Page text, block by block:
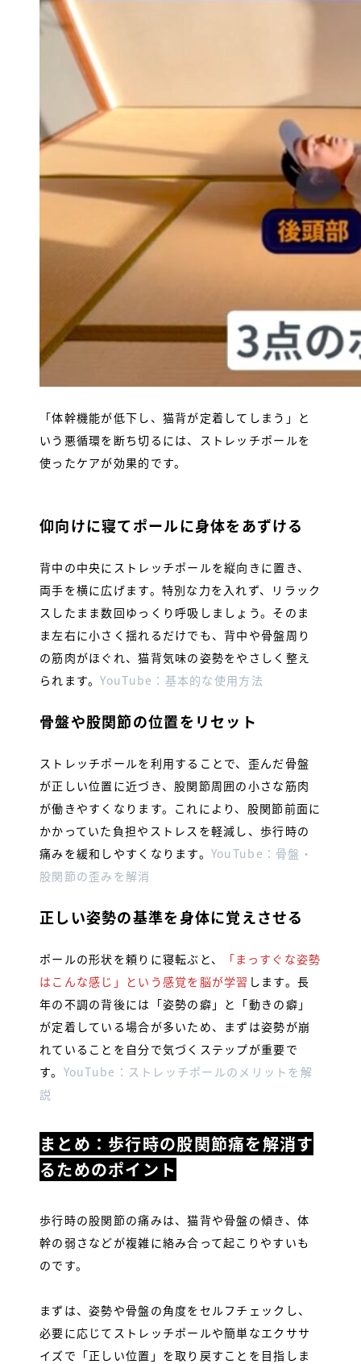
「体幹機能が低下し、猫背が定着してしまう」と
いう悪循環を断ち切るには、ストレッチポールを
使ったケアが効果的です。
仰向けに寝てポールに身体をあずける
背中の中央にストレッチポールを縦向きに置き、
両手を横に広げます。特別な力を入れず、リラック
スしたまま数回ゆっくり呼吸しましょう。そのま
ま左右に小さく揺れるだけでも、背中や骨盤周り
の筋肉がほぐれ、猫背気味の姿勢をやさしく整え
られます。YouTube：基本的な使用方法
骨盤や股関節の位置をリセット
ストレッチポールを利用することで、歪んだ骨盤
が正しい位置に近づき、股関節周囲の小さな筋肉
が働きやすくなります。これにより、股関節前面に
かかっていた負担やストレスを軽減し、歩行時の
痛みを緩和しやすくなります。 YouTube：骨盤・
股関節の歪みを解消
正しい姿勢の基準を身体に覚えさせる
ポールの形状を頼りに寝転ぶと、
「まっすぐな姿勢
はこんな感じ」という感覚を脳が学習 します。長
年の不調の背後には「姿勢の癖」と「動きの癖」
が定着している場合が多いため、まずは姿勢が崩
れていることを自分で気づくステップが重要で
す。 YouTube：ストレッチポールのメリットを解
説
まとめ：歩行時の股関節痛を解消す
るためのポイント
歩行時の股関節の痛みは、猫背や骨盤の傾き、体
幹の弱さなどが複雑に絡み合って起こりやすいも
のです。
まずは、姿勢や骨盤の角度をセルフチェックし、
必要に応じてストレッチポールや簡単なエクササ
イズで「正しい位置」を取り戻すことを目指しま